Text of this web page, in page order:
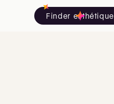
Finder esthétique